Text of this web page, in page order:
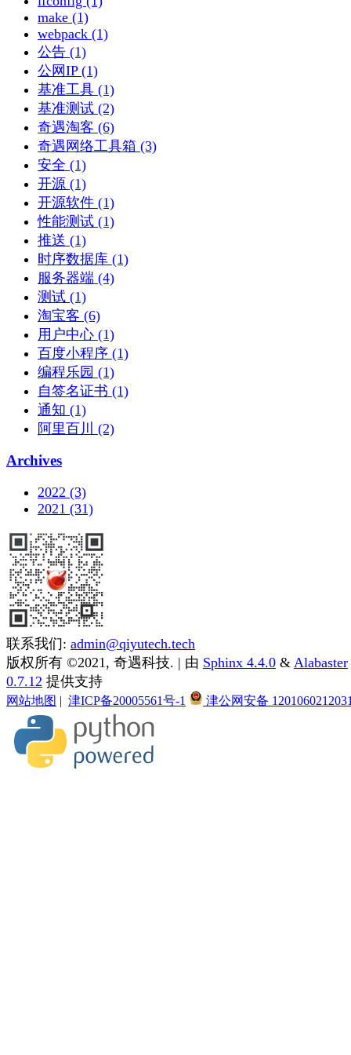
make (1)
webpack (1)
公告 (1)
公网IP (1)
基准工具 (1)
基准测试 (2)
奇遇淘客 (6)
奇遇网络工具箱 (3)
安全 (1)
开源 (1)
开源软件 (1)
性能测试 (1)
推送 (1)
时序数据库 (1)
服务器端 (4)
测试 (1)
淘宝客 (6)
用户中心 (1)
百度小程序 (1)
编程乐园 (1)
自签名证书 (1)
通知 (1)
阿里百川 (2)
Archives
2022 (3)
2021 (31)
联系我们: admin@qiyutech.tech
版权所有 ©2021, 奇遇科技. | 由 Sphinx 4.4.0 & Alabaster
0.7.12 提供支持
网站地图 | 津ICP备20005561号-1 津公网安备